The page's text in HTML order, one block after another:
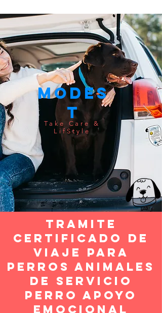
Modes
t
Take Care &
LifStyle
tramite
Certificado de
viaje para
perros animales
de servicio
perro apoyo
emocional